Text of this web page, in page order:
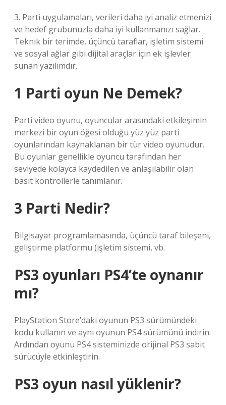
3. Parti uygulamaları, verileri daha iyi analiz etmenizi
ve hedef grubunuzla daha iyi kullanmanızı sağlar.
Teknik bir terimde, üçüncü taraflar, işletim sistemi
ve sosyal ağlar gibi dijital araçlar için ek işlevler
sunan yazılımdır.
1 Parti oyun Ne Demek?
Parti video oyunu, oyuncular arasındaki etkileşimin
merkezi bir oyun öğesi olduğu yüz yüz parti
oyunlarından kaynaklanan bir tür video oyunudur.
Bu oyunlar genellikle oyuncu tarafından her
seviyede kolayca kaydedilen ve anlaşılabilir olan
basit kontrollerle tanımlanır.
3 Parti Nedir?
Bilgisayar programlamasında, üçüncü taraf bileşeni,
geliştirme platformu (işletim sistemi, vb.
PS3 oyunları PS4’te oynanır
mı?
PlayStation Store’daki oyunun PS3 sürümündeki
kodu kullanın ve aynı oyunun PS4 sürümünü indirin.
Ardından oyunu PS4 sisteminizde orijinal PS3 sabit
sürücüyle etkinleştirin.
PS3 oyun nasıl yüklenir?